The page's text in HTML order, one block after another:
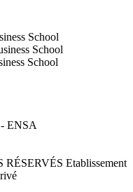
Etablissement